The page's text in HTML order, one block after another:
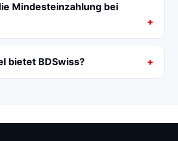
Mindesteinzahlung bei
bietet BDSwiss?